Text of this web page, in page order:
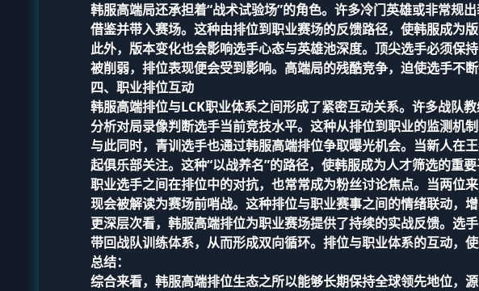
韩服高端局还承担着“战术试验场”的角色。许多冷门英雄或非常规
借鉴并带入赛场。这种由排位到职业赛场的反馈路径，使韩服成为
此外，版本变化也会影响选手心态与英雄池深度。顶尖选手必须保
被削弱，排位表现便会受到影响。高端局的残酷竞争，迫使选手不
四、职业排位互动
韩服高端排位与LCK职业体系之间形成了紧密互动关系。许多战队
分析对局录像判断选手当前竞技水平。这种从排位到职业的监测机
与此同时，青训选手也通过韩服高端排位争取曝光机会。当新人在
起俱乐部关注。这种“以战养名”的路径，使韩服成为人才筛选的重要
职业选手之间在排位中的对抗，也常常成为粉丝讨论焦点。当两位
现会被解读为赛场前哨战。这种排位与职业赛事之间的情绪联动，
更深层次看，韩服高端排位为职业赛场提供了持续的实战反馈。选
带回战队训练体系，从而形成双向循环。排位与职业体系的互动，
总结：
综合来看，韩服高端排位生态之所以能够长期保持全球领先地位，